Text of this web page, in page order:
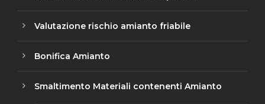
Valutazione rischio amianto friabile
Bonifica Amianto
Smaltimento Materiali contenenti Amianto